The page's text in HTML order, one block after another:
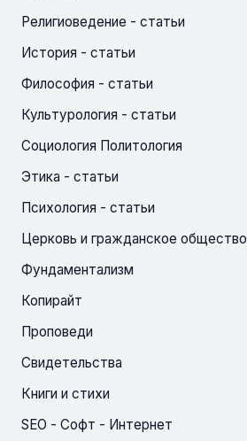
Религиоведение - статьи
История - статьи
Философия - статьи
Культурология - статьи
Социология Политология
Этика - статьи
Психология - статьи
Церковь и гражданское общество
Фундаментализм
Копирайт
Проповеди
Свидетельства
Книги и стихи
SEO - Софт - Интернет